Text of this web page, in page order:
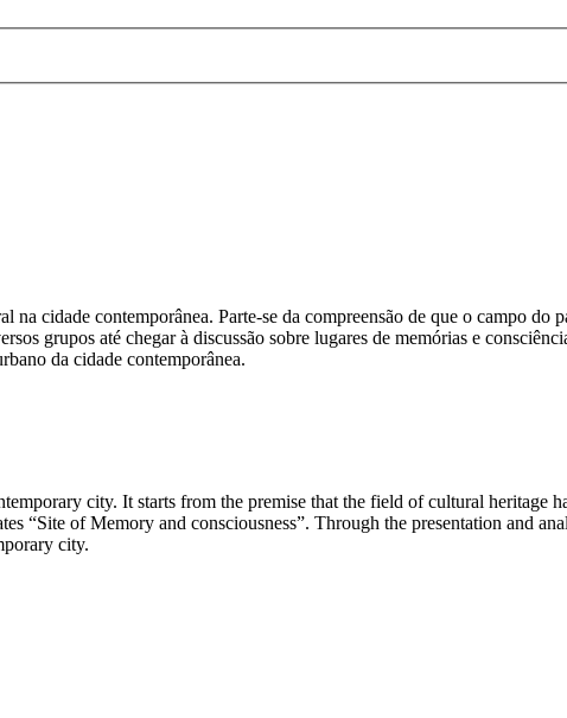
na cidade contemporânea. Parte-se da compreensão de que o campo
grupos até chegar à discussão sobre lugares de memórias e
da cidade contemporânea.
city. It starts from the premise that the field of cultural heritage
“Site of Memory and consciousness”. Through the presentation and
city.